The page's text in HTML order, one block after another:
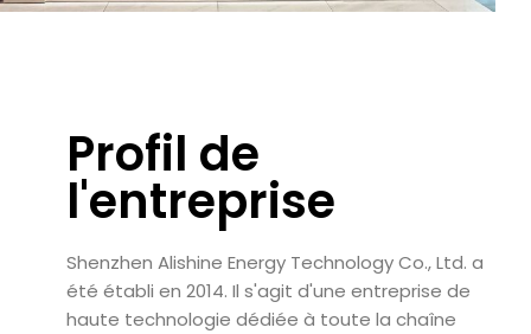
Profil de
l'entreprise
Shenzhen Alishine Energy Technology Co., Ltd. a
été établi en 2014. Il s'agit d'une entreprise de
haute technologie dédiée à toute la chaîne